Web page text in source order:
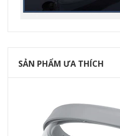
SẢN PHẨM ƯA THÍCH